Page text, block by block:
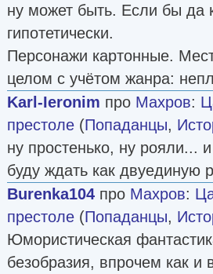
ну может быть. Если бы да
гипотетически.
Персонажи картонные.
целом с учётом жанра:
Karl-Ieronim про Махров:
престоле (Попаданцы,
ну простенько, ну
буду ждать как двуединую
Burenka104 про Махров:
престоле (Попаданцы,
Юмористическая
безобразия, впрочем как